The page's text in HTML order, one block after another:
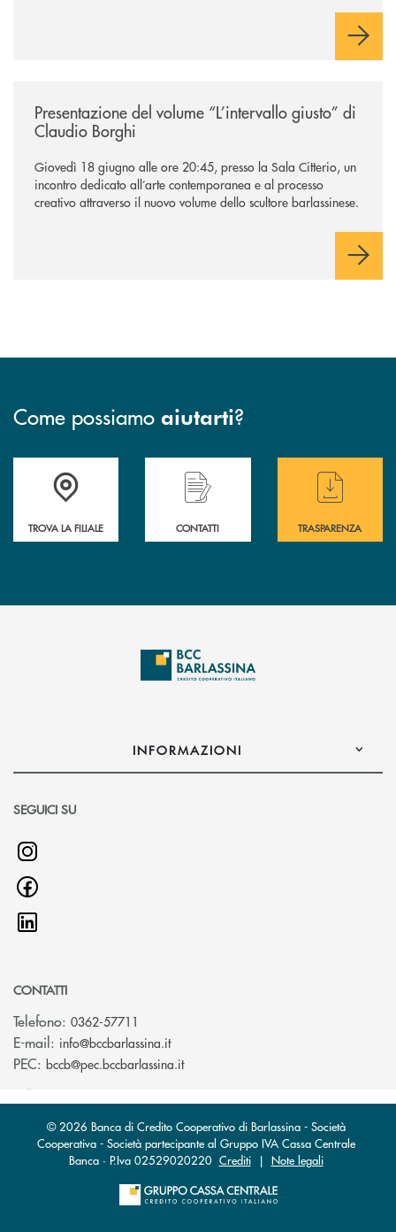
Presentazione del volume “L’intervallo giusto” di
Claudio Borghi
Giovedì 18 giugno alle ore 20:45, presso la Sala Citterio, un
incontro dedicato all’arte contemporanea e al processo
creativo attraverso il nuovo volume dello scultore barlassinese.
Come possiamo aiutarti?
Accedi all' elenco completo delle filiali di BCC Barlassina.
TROVA LA FILIALE
Hai bisogno di assistenza immediata ?
CONTATTI
Hai bisogno di
TRASPARENZA
INFORMAZIONI
SEGUICI SU
CONTATTI
Telefono: 0362-57711
E-mail: info@bccbarlassina.it(si apre l’app di posta elettronica)
PEC: bccb@pec.bccbarlassina.it(si apre l’app di posta elettronica)
© 2026 Banca di Credito Cooperativo di Barlassina - Società
Cooperativa - Società partecipante al Gruppo IVA Cassa Centrale
Banca · P.Iva 02529020220 Crediti| Note legali